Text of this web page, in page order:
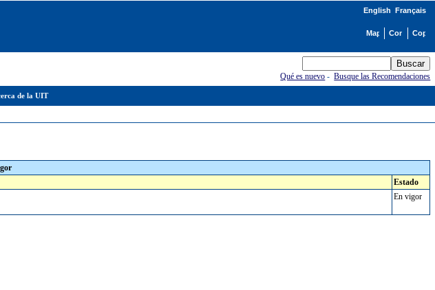
de la UIT
English Français
Qué es nuevo -Busque las Recomendaciones
Estado
En vigor